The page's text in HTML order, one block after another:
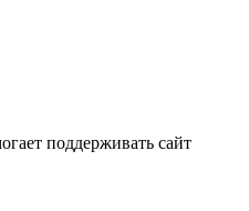
поддерживать сайт